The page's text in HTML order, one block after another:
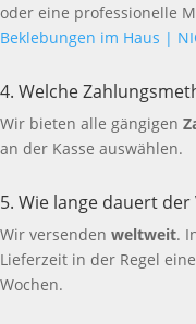
oder eine professionelle
Beklebungen im Haus |
4. Welche
Wir bieten alle gängigen
an der Kasse auswählen.
5. Wie lange dauert
Wir versenden weltweit.
Lieferzeit in der Regel
Wochen.